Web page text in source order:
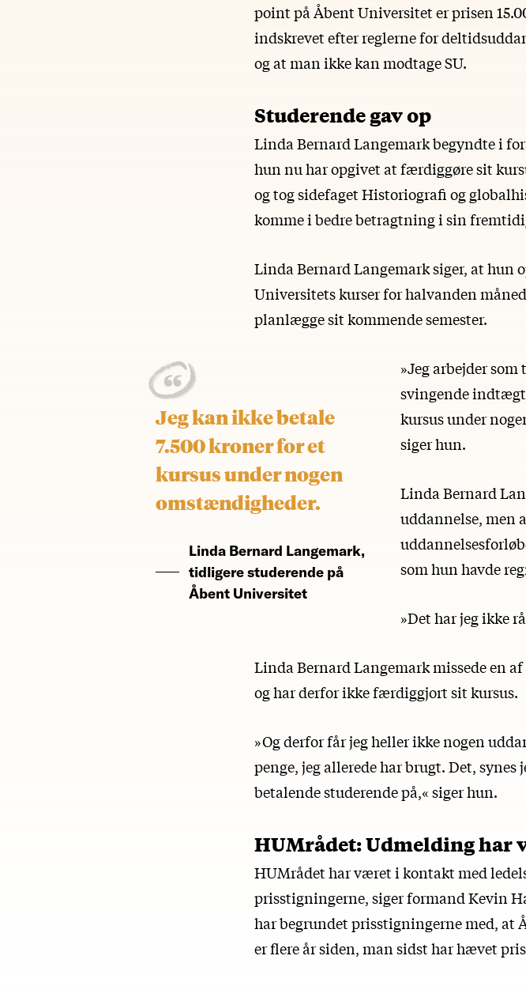
point på Åbent Universitet er prisen
indskrevet efter reglerne for
og at man ikke kan modtage SU.
Studerende gav op
Linda Bernard Langemark begyndte i
hun nu har opgivet at færdiggøre sit
og tog sidefaget Historiografi og
komme i bedre betragtning i sin
Linda Bernard Langemark siger, at hun
Universitets kurser for halvanden
planlægge sit kommende semester.
Jeg kan ikke betale
7.500 kroner for et
kursus under nogen
omstændigheder.
Linda Bernard Langemark,
tidligere studerende på
Åbent Universitet
»Jeg arbejder
svingende indtægt
kursus under
siger hun.
Linda Bernard
uddannelse, men
som hun havde
»Det har jeg ikke
Linda Bernard Langemark missede en
og har derfor ikke færdiggjort sit kursus.
»Og derfor får jeg heller ikke nogen
penge, jeg allerede har brugt. Det,
betalende studerende på,« siger hun.
HUMrådet: Udmelding har
HUMrådet har været i kontakt med
prisstigningerne, siger formand Kevin
har begrundet prisstigningerne med, at
er flere år siden, man sidst har hævet